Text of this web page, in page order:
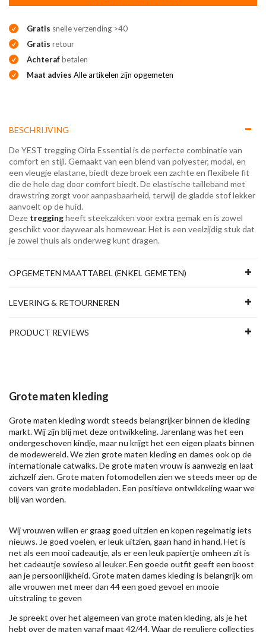
Gratis snelle verzending >40
Gratis retour
Achterafbetalen
Maat advies Alle artikelen zijn opgemeten
BESCHRIJVING
De YEST tregging Oirla Essential is de perfecte combinatie van
comfort en stijl. Gemaakt van een blend van polyester, modal, en
een vleugje elastane, biedt deze broek een zachte en flexibele fit
die de hele dag door comfort biedt. De elastische tailleband met
drawstring zorgt voor aanpasbaarheid, terwijl de gladde stof lekker
aanvoelt op de huid.
Deze treggingheeft steekzakken voor extra gemak en is zowel
geschikt voor daywear als homewear. Het is een veelzijdig stuk dat
je zowel thuis als onderweg kunt dragen.
OPGEMETEN MAATTABEL (ENKEL GEMETEN)
LEVERING & RETOURNEREN
PRODUCT REVIEWS
Grote maten kleding
Grote maten kleding wordt steeds belangrijker binnen de kleding
markt. Wij zijn blij met deze ontwikkeling. Jarenlang was het een
ondergeschoven kindje, maar nu krijgt het een eigen plaats binnen
de modewereld. We zien grote maten kleding en dames ook op de
internationale catwalks. De grote maten vrouw is aanwezig en laat
zichzelf zien. Grote maten fotomodellen zien we steeds meer op de
covers van grote modebladen. Een positieve ontwikkeling waar we
blij van worden.
Wij vrouwen willen er graag goed uitzien en kopen regelmatig iets
nieuws. Je goed voelen, er leuk uitzien, gaan hand in hand. Het is
net als een mooi cadeautje, als er een leuk papiertje omheen zit is
het cadeautje sowieso al leuker. Een goede outfit geeft een boost
aan je persoonlijkheid. Grote maten dames kleding is belangrijk om
alle vrouwen met meer dan 44 een goed gevoel en mooie
uitstraling te geven
Je spreekt over het algemeen van grote maten kleding, als je het
hebt over de maten vanaf maat 42/44. Waar de reguliere collecties